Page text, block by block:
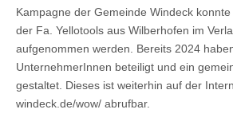
Kampagne der Gemeinde Windeck
der Fa. Yellotools aus Wilberhofen im
aufgenommen werden. Bereits 2024
UnternehmerInnen beteiligt und ein
gestaltet. Dieses ist weiterhin auf der
windeck.de/wow/ abrufbar.